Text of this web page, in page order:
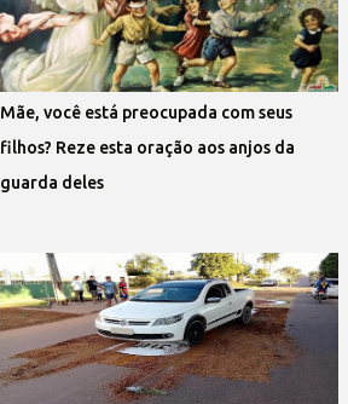
Mãe, você está preocupada com seus
filhos? Reze esta oração aos anjos da
guarda deles